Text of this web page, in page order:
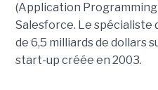
(Application Programming
Salesforce. Le spécialiste
de 6,5 milliards de dollars
start-up créée en 2003.